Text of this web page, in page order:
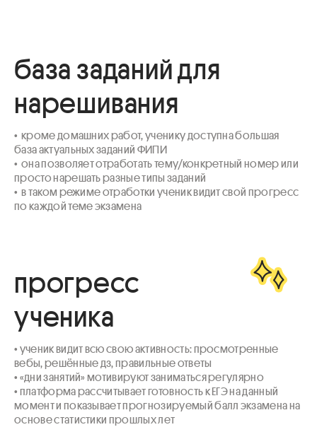
база заданий для
нарешивания
•  кроме домашних работ, ученику доступна большая
база актуальных заданий ФИПИ
•  она позволяет отработать тему/конкретный номер или
просто нарешать разные типы заданий
•  в таком режиме отработки ученик видит свой прогресс
по каждой теме экзамена
прогресс
ученика
• ученик видит всю свою активность: просмотренные
вебы, решённые дз, правильные ответы
• «дни занятий» мотивируют заниматься регулярно
• платформа рассчитывает готовность к ЕГЭ на данный
момент и показывает прогнозируемый балл экзамена на
основе статистики прошлых лет